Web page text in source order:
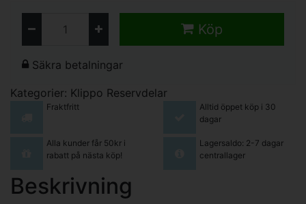
Köp
Säkra betalningar
Kategorier: Klippo Reservdelar
Fraktfritt
Alltid öppet köp i 30
dagar
Alla kunder får 50kr i
rabatt på nästa köp!
Lagersaldo: 2-7 dagar
centrallager
Beskrivning